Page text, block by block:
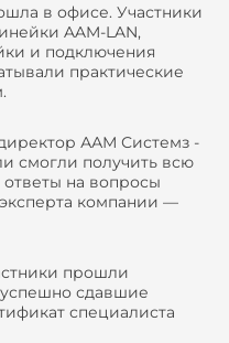
в офисе. Участники
AAM-LAN,
и подключения
практические
ААМ Системз -
смогли получить всю
на вопросы
компании —
прошли
сдавшие
специалиста